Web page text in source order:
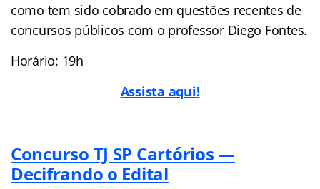
como tem sido cobrado em questões recentes de
concursos públicos com o professor Diego Fontes.
Horário: 19h
Assista aqui!
Concurso TJ SP Cartórios —
Decifrando o Edital